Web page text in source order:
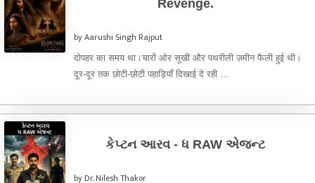
Revenge.
by Aarushi Singh Rajput
दोपहर का समय था।चारों ओर सूखी और पथरीली ज़मीन फैली हुई थी।
दूर-दूर तक छोटी-छोटी पहाड़ियाँ दिखाई दे रही ...
કેપ્ટન આરવ - ધ RAW એજન્ટ
by Dr. Nilesh Thakor